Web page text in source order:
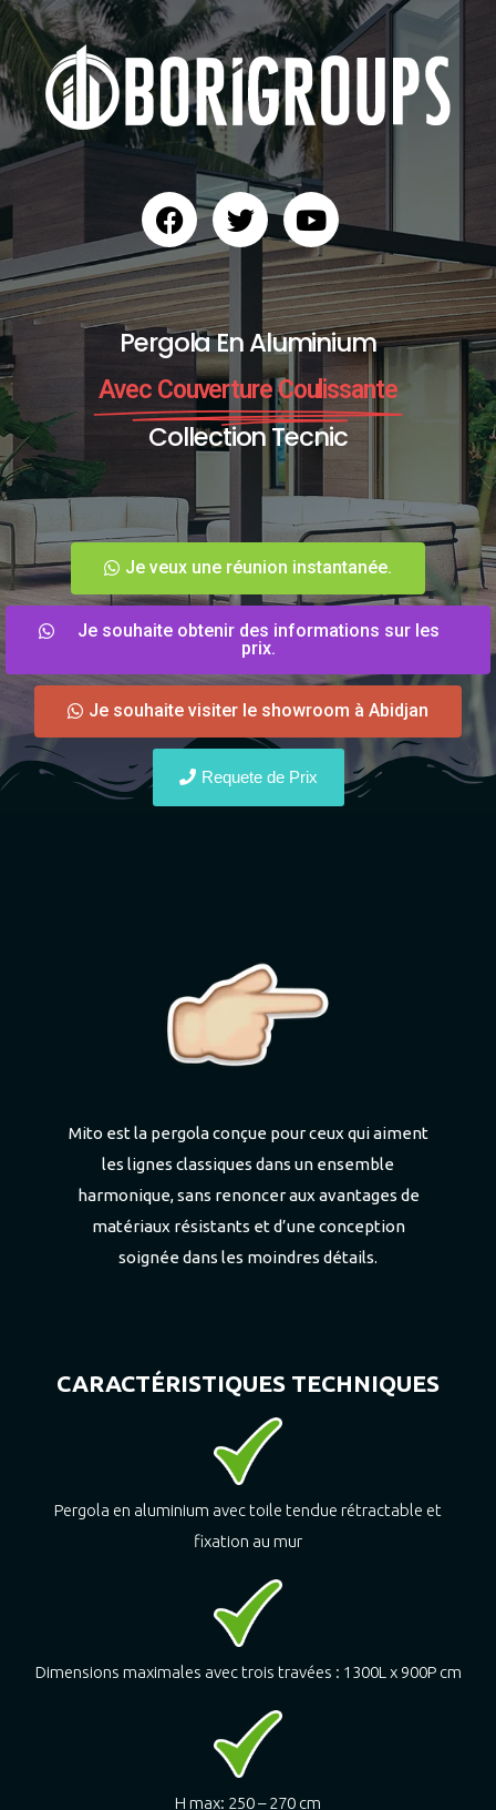
Pergola En Aluminium
Avec Couverture Coulissante
Collection Tecnic
Je veux une réunion instantanée.
Je souhaite obtenir des informations sur les
prix.
Je souhaite visiter le showroom à Abidjan
Requete de Prix
Mito est la pergola conçue pour ceux qui aiment
les lignes classiques dans un ensemble
harmonique, sans renoncer aux avantages de
matériaux résistants et d’une conception
soignée dans les moindres détails.‎
CARACTÉRISTIQUES TECHNIQUES
Pergola en aluminium avec toile tendue rétractable et
fixation au mur
Dimensions maximales avec trois travées : 1300L x 900P cm
H max: 250 – 270 cm